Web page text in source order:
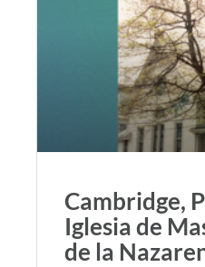
Cambridge,
Iglesia de
de la